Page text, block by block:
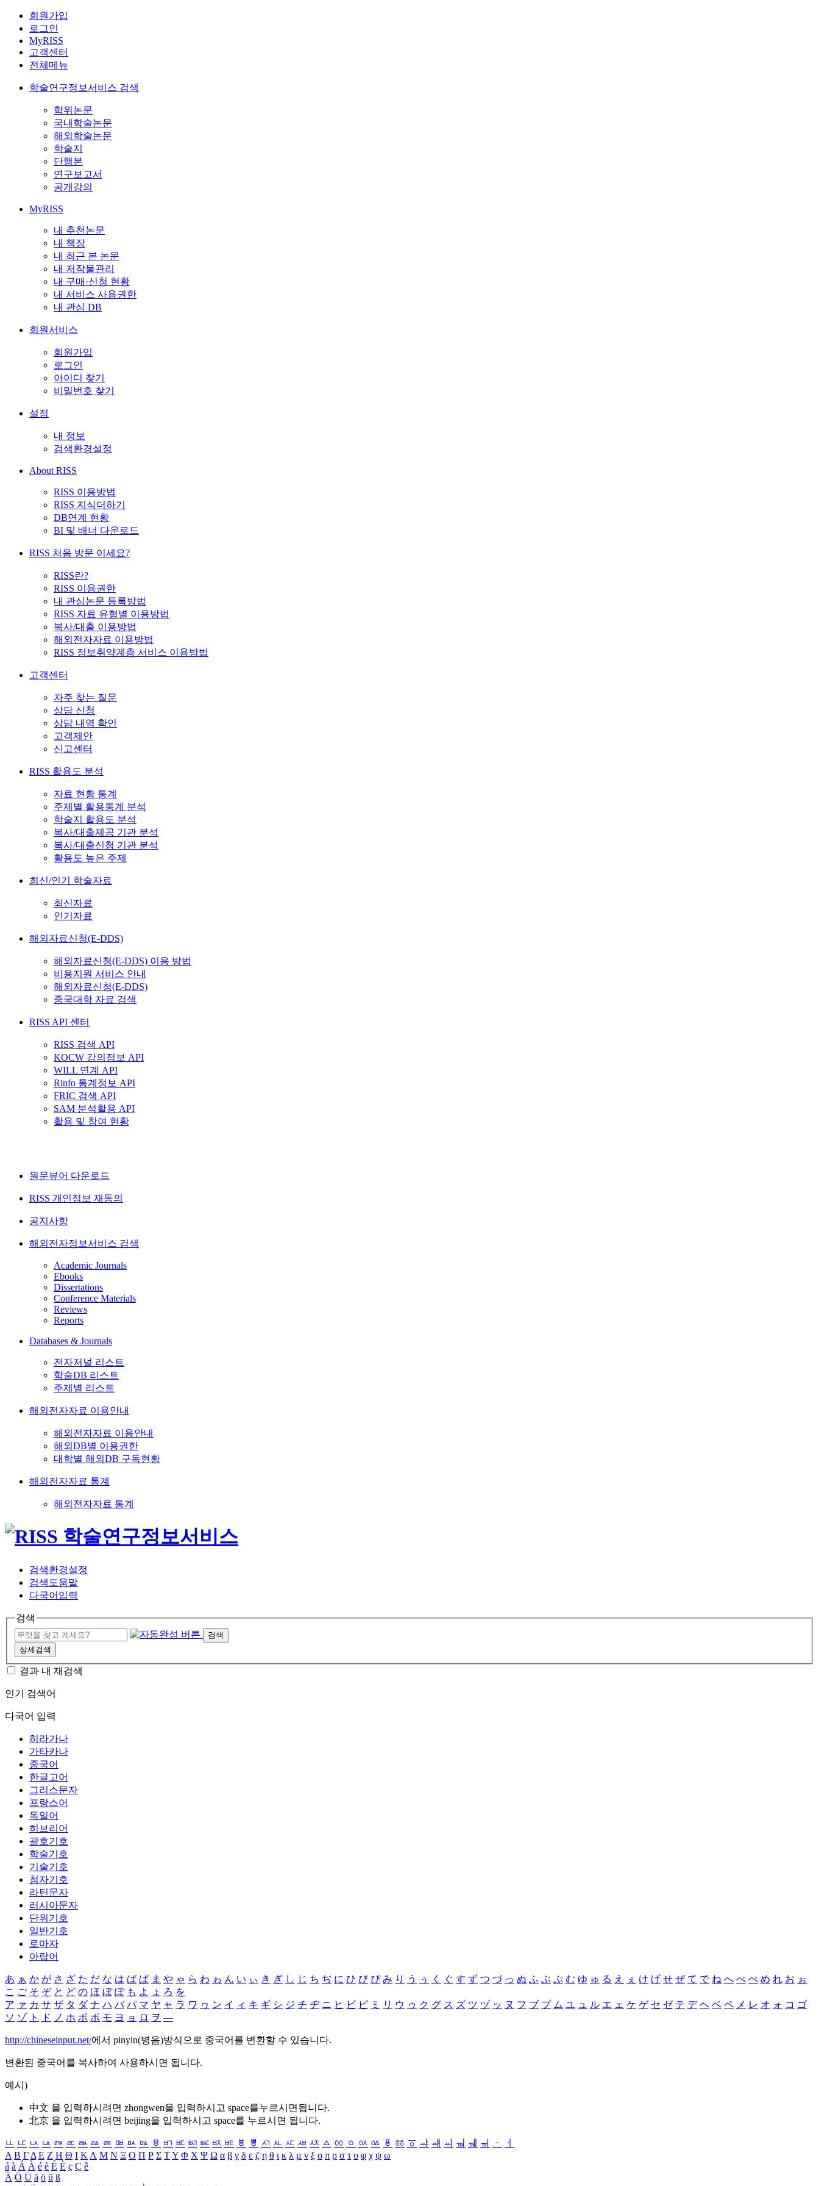
회원가입
로그인
MyRISS
고객센터
전체메뉴
학술연구정보서비스 검색
학위논문
국내학술논문
해외학술논문
학술지
단행본
연구보고서
공개강의
MyRISS
내 추천논문
내 책장
내 최근 본 논문
내 저작물관리
내 구매·신청 현황
내 서비스 사용권한
내 관심 DB
회원서비스
회원가입
로그인
아이디 찾기
비밀번호 찾기
설정
내 정보
검색환경설정
About RISS
RISS 이용방법
RISS 지식더하기
DB연계 현황
BI 및 배너 다운로드
RISS 처음 방문 이세요?
RISS란?
RISS 이용권한
내 관심논문 등록방법
RISS 자료 유형별 이용방법
복사/대출 이용방법
해외전자자료 이용방법
RISS 정보취약계층 서비스 이용방법
고객센터
자주 찾는 질문
상담 신청
상담 내역 확인
고객제안
신고센터
RISS 활용도 분석
자료 현황 통계
주제별 활용통계 분석
학술지 활용도 분석
복사/대출제공 기관 분석
복사/대출신청 기관 분석
활용도 높은 주제
최신/인기 학술자료
최신자료
인기자료
해외자료신청(E-DDS)
해외자료신청(E-DDS) 이용 방법
비용지원 서비스 안내
해외자료신청(E-DDS)
중국대학 자료 검색
RISS API 센터
RISS 검색 API
KOCW 강의정보 API
WILL 연계 API
Rinfo 통계정보 API
FRIC 검색 API
SAM 분석활용 API
활용 및 참여 현황
원문뷰어 다운로드
RISS 개인정보 재동의
공지사항
해외전자정보서비스 검색
Academic Journals
Ebooks
Dissertations
Conference Materials
Reviews
Reports
Databases & Journals
전자저널 리스트
학술DB 리스트
주제별 리스트
해외전자자료 이용안내
해외전자자료 이용안내
해외DB별 이용권한
대학별 해외DB 구독현황
해외전자자료 통계
해외전자자료 통계
검색환경설정
검색도움말
다국어입력
검색
검색
상세검색
결과 내 재검색
인기 검색어
다국어 입력
히라가나
가타카나
중국어
한글고어
그리스문자
프랑스어
독일어
히브리어
괄호기호
학술기호
기술기호
첨자기호
라틴문자
러시아문자
단위기호
일반기호
로마자
아랍어
あ ぁ か が さ ざ た だ な は ば ぱ ま や ゃ ら わ ゎ ん い ぃ き ぎ し じ ち ぢ に ひ び ぴ み り う ぅ く ぐ す ず つ づ っ ぬ ふ ぶ ぷ む ゆ ゅ る え ぇ け げ せ ぜ て で ね へ べ ぺ め れ お ぉ
こ ご そ ぞ と ど の ほ ぼ ぽ も よ ょ ろ を
ア ァ カ サ ザ タ ダ ナ ハ バ パ マ ヤ ャ ラ ワ ヮ ン イ ィ キ ギ シ ジ チ ヂ ニ ヒ ビ ピ ミ リ ウ ゥ ク グ ス ズ ツ ヅ ッ ヌ フ ブ プ ム ユ ュ ル エ ェ ケ ゲ セ ゼ テ デ ヘ ベ ペ メ レ オ ォ コ ゴ
ソ ゾ ト ド ノ ホ ボ ポ モ ヨ ョ ロ ヲ ―
http://chineseinput.net/에서 pinyin(병음)방식으로 중국어를 변환할 수 있습니다.
변환된 중국어를 복사하여 사용하시면 됩니다.
예시)
中文 을 입력하시려면 zhongwen을 입력하시고 space를누르시면됩니다.
北京 을 입력하시려면 beijing을 입력하시고 space를 누르시면 됩니다.
ㅥ ㅦ ㅧ ㅨ ㅩ ㅪ ㅫ ㅬ ㅭ ㅮ ㅯ ㅰ ㅱ ㅲ ㅳ ㅴ ㅵ ㅶ ㅷ ㅸ ㅹ ㅺ ㅻ ㅼ ㅽ ㅾ ㅿ ㆀ ㆁ ㆂ ㆃ ㆄ ㆅ ㆆ ㆇ ㆈ ㆉ ㆊ ㆋ ㆌ ㆍ
ㆎ
Α Β ΓΔ Ε Ζ Η Θ Ι ΚΛ Μ Ν Ξ Ο Π Ρ Σ ΤΥ Φ Χ Ψ Ω α β γ δ ε ζ η θ ι κ λ μ ν ξ ο π ρ σ τ υ φ χ ψ ω
á à Á À é è É È ç Ç ê
Ä Ö Ü ä ö ü ß